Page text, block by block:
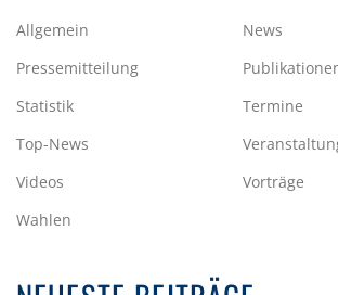
Allgemein
News
Pressemitteilung
Statistik
Termine
Top-News
Videos
Vorträge
Wahlen